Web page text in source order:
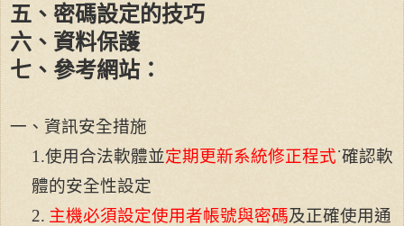
五、密碼設定的技巧
六、資料保護
七、參考網站：
一、資訊安全措施
1.使用合法軟體並定期更新系統修正程式˙確認軟
體的安全性設定
2. 主機必須設定使用者帳號與密碼及正確使用通